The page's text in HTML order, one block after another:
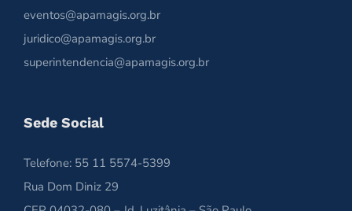
eventos@apamagis.org.br
juridico@apamagis.org.br
superintendencia@apamagis.org.br
Sede Social
Telefone: 55 11 5574-5399
Rua Dom Diniz 29